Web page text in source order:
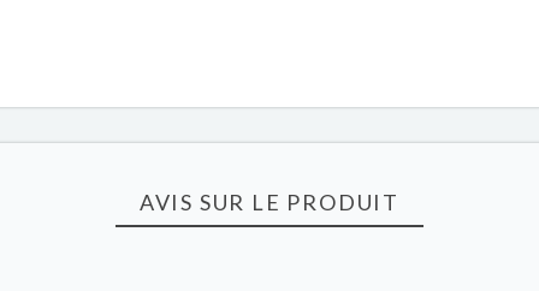
AVIS SUR LE PRODUIT